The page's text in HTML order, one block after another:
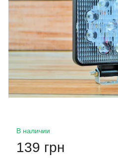
В наличии
139 грн